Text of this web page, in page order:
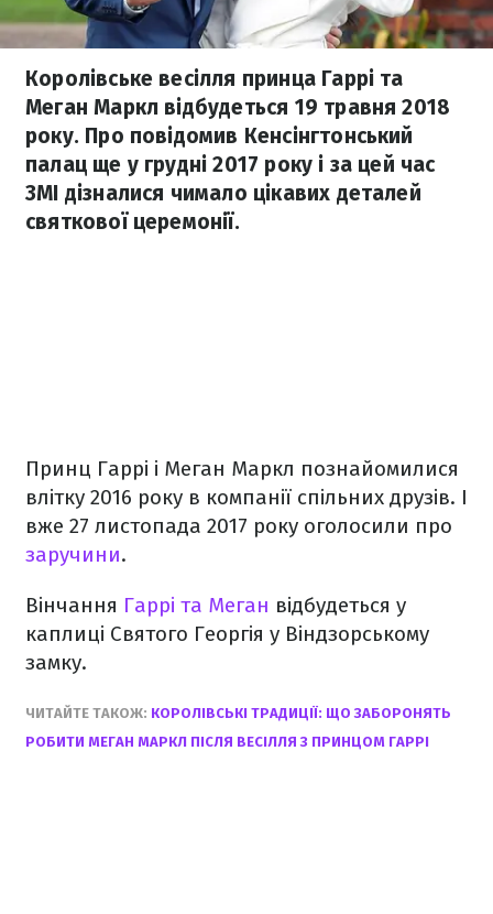
Королівське весілля принца Гаррі та
Меган Маркл відбудеться 19 травня 2018
року. Про повідомив Кенсінгтонський
палац ще у грудні 2017 року і за цей час
ЗМІ дізналися чимало цікавих деталей
святкової церемонії.
Принц Гаррі і Меган Маркл познайомилися
влітку 2016 року в компанії спільних друзів. І
вже 27 листопада 2017 року оголосили про
заручини.
Вінчання Гаррі та Меган відбудеться у
каплиці Святого Георгія у Віндзорському
замку.
ЧИТАЙТЕ ТАКОЖ: КОРОЛІВСЬКІ ТРАДИЦІЇ: ЩО ЗАБОРОНЯТЬ
РОБИТИ МЕГАН МАРКЛ ПІСЛЯ ВЕСІЛЛЯ З ПРИНЦОМ ГАРРІ